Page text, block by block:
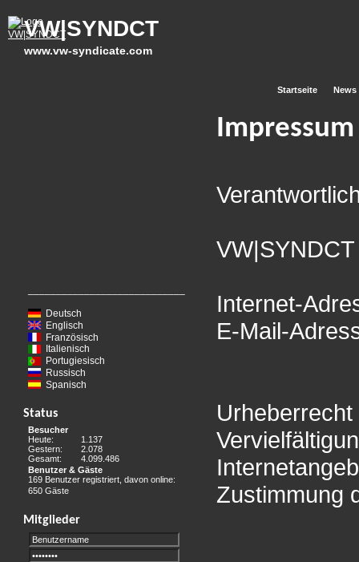
VW|SYNDCT
www.vw-syndicate.com
Startseite News
Deutsch
Englisch
Französisch
Italienisch
Portugiesisch
Russisch
Spanisch
Status
Besucher
Heute:
1.137
Gestern:
2.078
Gesamt:
4.099.486
Benutzer & Gäste
169 Benutzer registriert, davon online:
650 Gäste
Mitglieder
Impressum
VW|SYNDCT
Internet-
E-Mail-
Zustimmung